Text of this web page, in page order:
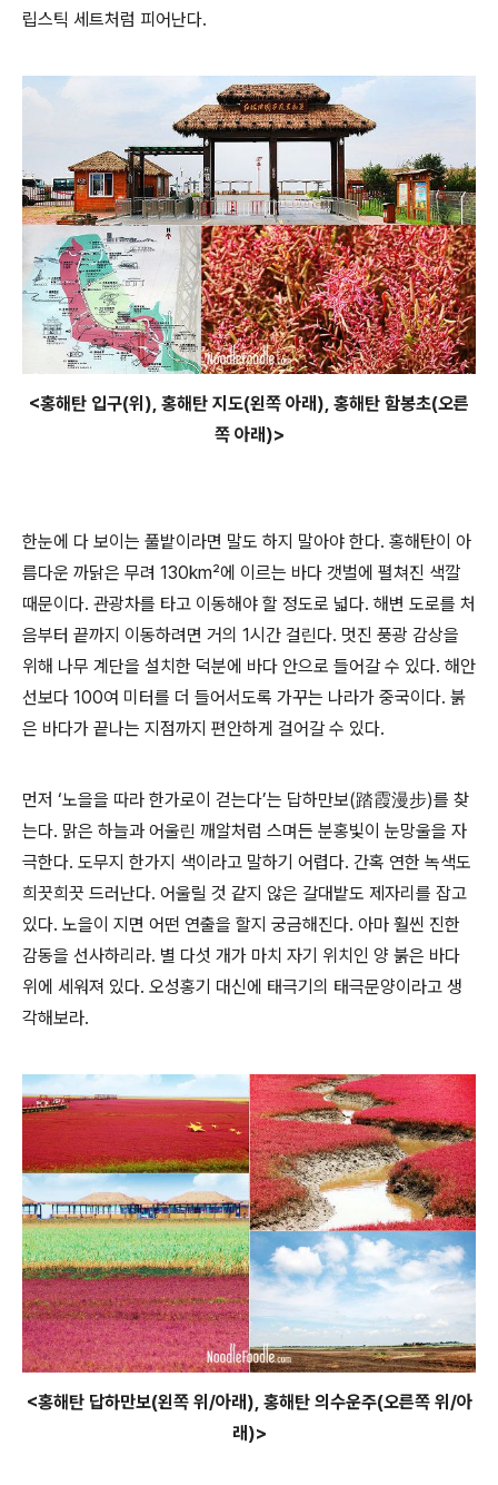
립스틱 세트처럼 피어난다.
<홍해탄 입구(위), 홍해탄 지도(왼쪽 아래), 홍해탄 함봉초(오른
쪽 아래)>
한눈에 다 보이는 풀밭이라면 말도 하지 말아야 한다. 홍해탄이 아
름다운 까닭은 무려 130km²에 이르는 바다 갯벌에 펼쳐진 색깔
때문이다. 관광차를 타고 이동해야 할 정도로 넓다. 해변 도로를 처
음부터 끝까지 이동하려면 거의 1시간 걸린다. 멋진 풍광 감상을
위해 나무 계단을 설치한 덕분에 바다 안으로 들어갈 수 있다. 해안
선보다 100여 미터를 더 들어서도록 가꾸는 나라가 중국이다. 붉
은 바다가 끝나는 지점까지 편안하게 걸어갈 수 있다.
먼저 ‘노을을 따라 한가로이 걷는다’는 답하만보(踏霞漫步)를 찾
는다. 맑은 하늘과 어울린 깨알처럼 스며든 분홍빛이 눈망울을 자
극한다. 도무지 한가지 색이라고 말하기 어렵다. 간혹 연한 녹색도
희끗희끗 드러난다. 어울릴 것 같지 않은 갈대밭도 제자리를 잡고
있다. 노을이 지면 어떤 연출을 할지 궁금해진다. 아마 훨씬 진한
감동을 선사하리라. 별 다섯 개가 마치 자기 위치인 양 붉은 바다
위에 세워져 있다. 오성홍기 대신에 태극기의 태극문양이라고 생
각해보라.
<홍해탄 답하만보(왼쪽 위/아래), 홍해탄 의수운주(오른쪽 위/아
래)>